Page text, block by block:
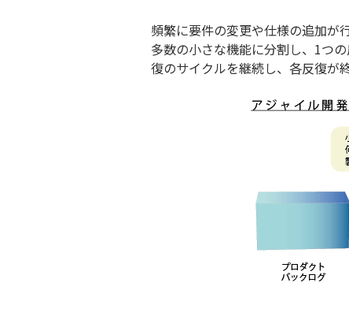
頻繁に要件の変更や仕様の追加が
多数の小さな機能に分割し、1つ
復のサイクルを継続し、各反復が